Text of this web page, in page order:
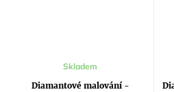
Diamantové malování -
Skladem